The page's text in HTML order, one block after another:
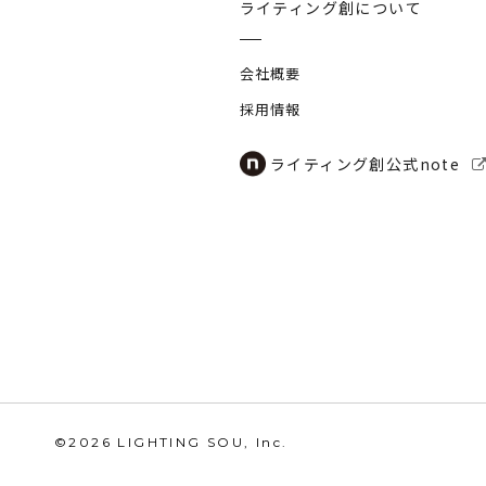
ライティング創について
会社概要
採用情報
ライティング創公式note
©2026 LIGHTING SOU, Inc.